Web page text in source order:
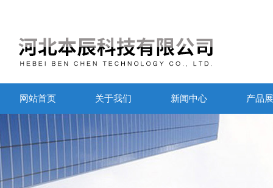
网站首页 关于我们 新闻中心 产品